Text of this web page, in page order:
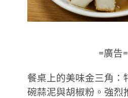
=廣告=
餐桌上的美味金三角：
碗蒜泥與胡椒粉。強烈